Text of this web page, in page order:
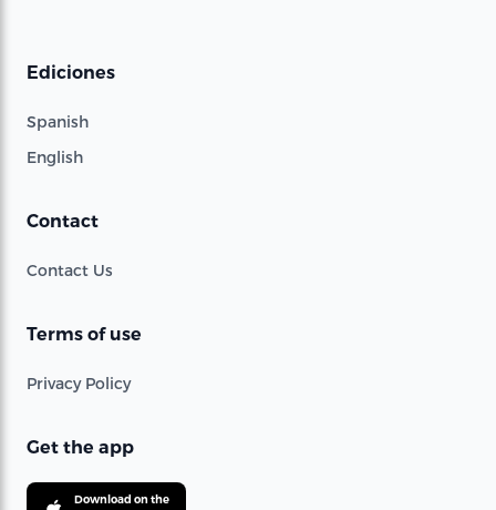
Ediciones
Spanish
English
Contact
Contact Us
Terms of use
Privacy Policy
Get the app
Download on the